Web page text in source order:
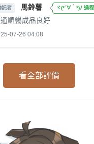
託者 馬鈴薯 ヾ(*´∀｀*)ﾉ 過
順暢成品良好
07-26 04:08
看全部評價